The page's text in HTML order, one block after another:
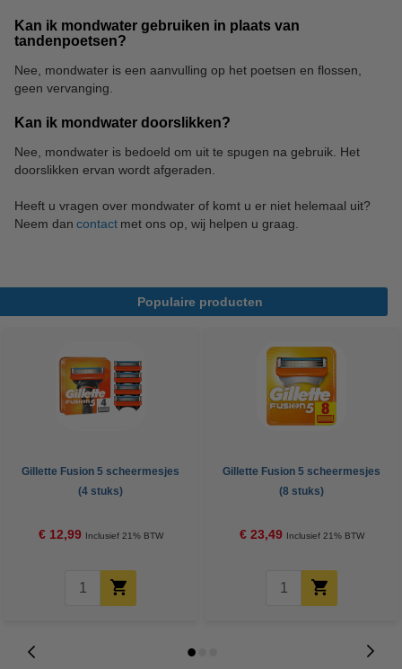
Kan ik mondwater gebruiken in plaats van
tandenpoetsen?
Nee, mondwater is een aanvulling op het poetsen en flossen,
geen vervanging.
Kan ik mondwater doorslikken?
Nee, mondwater is bedoeld om uit te spugen na gebruik. Het
doorslikken ervan wordt afgeraden.
Heeft u vragen over mondwater of komt u er niet helemaal uit?
Neem dan contact met ons op, wij helpen u graag.
Populaire producten
Gillette Fusion 5 scheermesjes
(4 stuks)
€ 12,99 Inclusief 21% BTW
Gillette Fusion 5 scheermesjes
(8 stuks)
€ 23,49 Inclusief 21% BTW